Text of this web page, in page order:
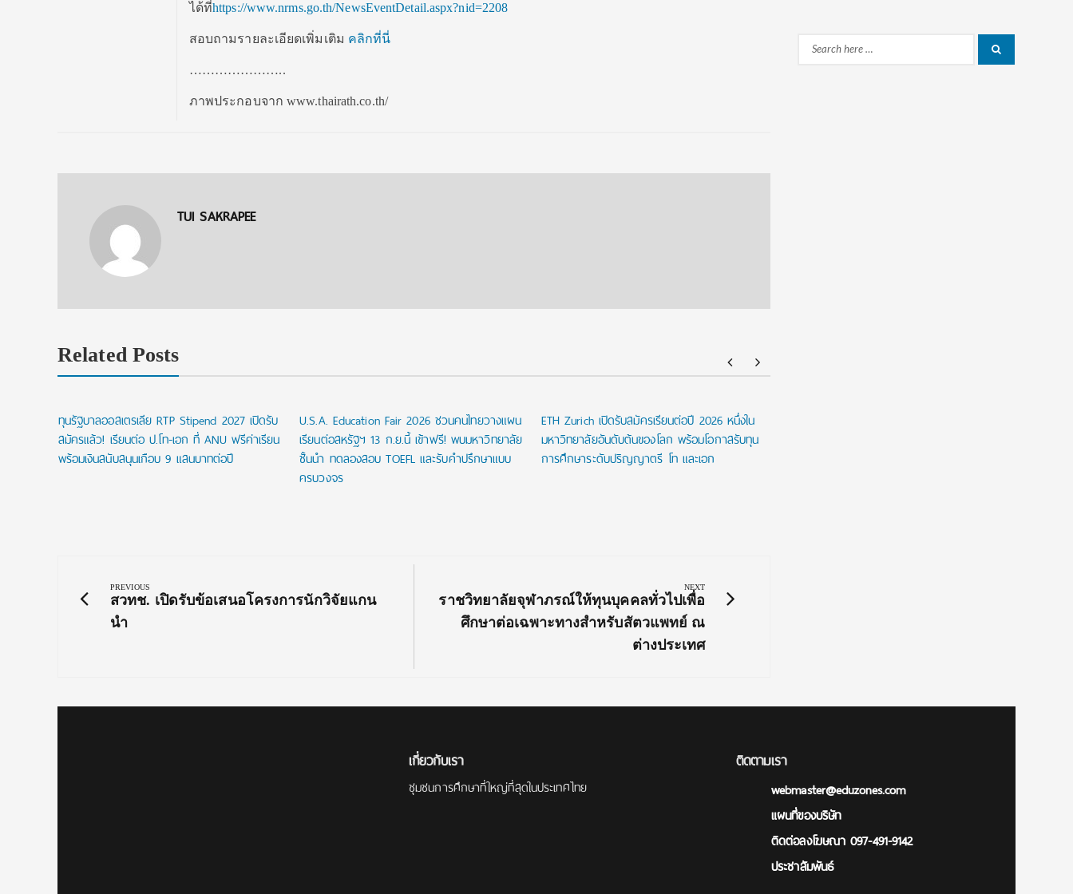
ได้ที่https://www.nrms.go.th/NewsEventDetail.aspx?nid=2208
สอบถามรายละเอียดเพิ่มเติม คลิกที่นี่
…………………..
ภาพประกอบจาก www.thairath.co.th/
TUI SAKRAPEE
Related Posts
ทุนรัฐบาลออสเตรเลีย RTP Stipend 2027 เปิดรับ
สมัครแล้ว! เรียนต่อ ป.โท-เอก ที่ ANU ฟรีค่าเรียน
พร้อมเงินสนับสนุนเกือบ 9 แสนบาทต่อปี
U.S.A. Education Fair 2026 ชวนคนไทยวางแผน
เรียนต่อสหรัฐฯ 13 ก.ย.นี้ เข้าฟรี! พบมหาวิทยาลัย
ชั้นนำ ทดลองสอบ TOEFL และรับคำปรึกษาแบบ
ครบวงจร
ETH Zurich เปิดรับสมัครเรียนต่อปี 2026 หนึ่งใน
มหาวิทยาลัยอันดับต้นของโลก พร้อมโอกาสรับทุน
การศึกษาระดับปริญญาตรี โท และเอก
navigation
PREVIOUS
Previous
Post:
สวทช. เปิดรับข้อเสนอโครงการนักวิจัยแกน
นำ
NEXT
Next
Post:
ราชวิทยาลัยจุฬาภรณ์ให้ทุนบุคคลทั่วไปเพื่อ
ศึกษาต่อเฉพาะทางสำหรับสัตวแพทย์ ณ
ต่างประเทศ
Search
เกี่ยวกับเรา
ชุมชนการศึกษาที่ใหญ่ที่สุดในประเทศไทย
ติดตามเรา
webmaster@eduzones.com
แผนที่ของบริษัท
ติดต่อลงโฆษณา 097-491-9142
ประชาสัมพันธ์